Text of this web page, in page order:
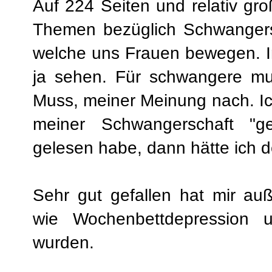
Auf 224 Seiten und relativ
Themen bezüglich
welche uns Frauen bewegen.
ja sehen. Für schwangere
Muss, meiner Meinung nach.
meiner Schwangerschaft
gelesen habe, dann hätte ich
Sehr gut gefallen hat mir
wie Wochenbettdepression
wurden.